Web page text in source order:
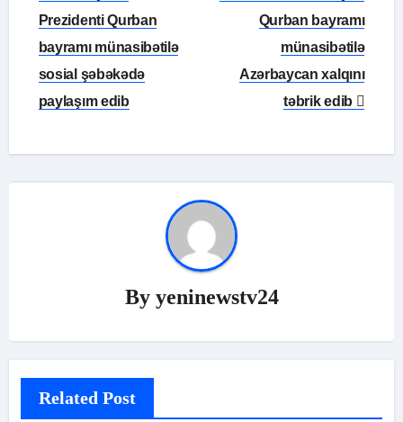
naviqasiyası
Prezidenti Qurban
bayramı münasibətilə
sosial şəbəkədə
paylaşım edib
Qurban bayramı
münasibətilə
Azərbaycan xalqını
təbrik edib
By yeninewstv24
Related Post